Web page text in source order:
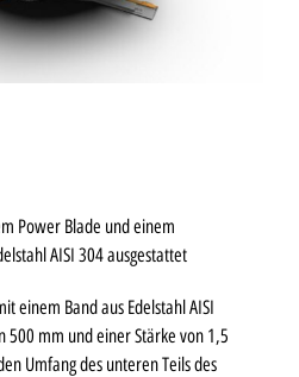
Power Blade und einem
AISI 304 ausgestattet
einem Band aus Edelstahl AISI
500 mm und einer Stärke von 1,5
Umfang des unteren Teils des